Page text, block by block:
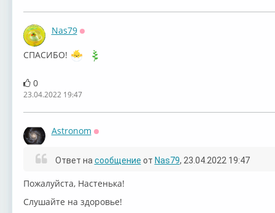
Nas79
СПАСИБО!
0
23.04.2022 19:47
Astronom
Ответ на сообщение от Nas79, 23.04.2022 19:47
Пожалуйста, Настенька!
Слушайте на здоровье!